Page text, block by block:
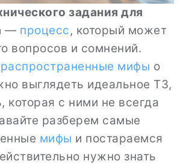
задания для
— процесс, который может
вопросов и сомнений.
распространенные мифы о
выглядеть идеальное ТЗ,
которая с ними не всегда
разберем самые
мифы и постараемся
нужно знать